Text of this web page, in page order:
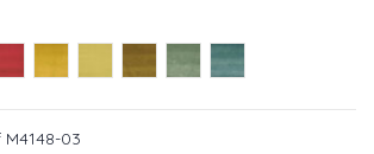
M4148-02 Prairie ref M4148-06
Olive ref M4148-07
Paon ref M4148-08
Ciel ref M4148-09
03